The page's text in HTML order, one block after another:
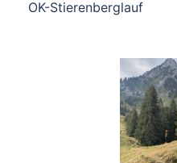
OK-Stierenberglauf